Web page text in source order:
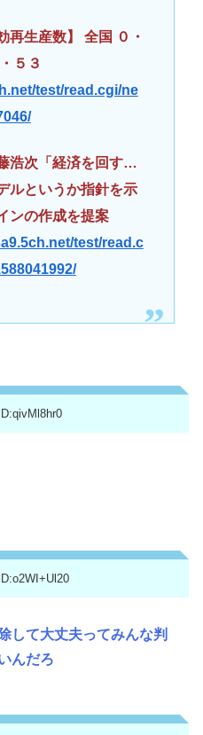
再生産数】 全国 ０・
５３
test/read.cgi/ne
浩次「経済を回す…
ルというか指針を示
ンの作成を提案
test/read.c
ID:qivMl8hr0
して大丈夫ってみんな判
んだろ